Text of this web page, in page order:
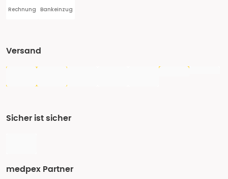
Rechnung Bankeinzug
Versand
Sicher ist sicher
medpex Partner